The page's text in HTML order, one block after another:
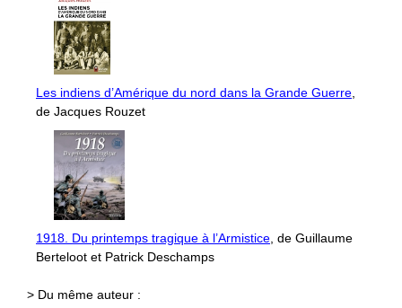
Les indiens d’Amérique du nord dans la Grande Guerre
de Jacques Rouzet
1918. Du printemps tragique à l’Armistice , de Guillaume
Berteloot et Patrick Deschamps
> Du même auteur :